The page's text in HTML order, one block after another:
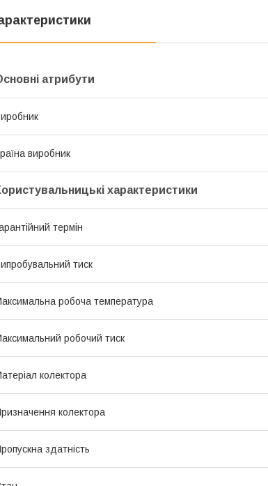
атрибути
виробник
характеристики
термін
тиск
робоча температура
робочий тиск
колектора
колектора
здатність